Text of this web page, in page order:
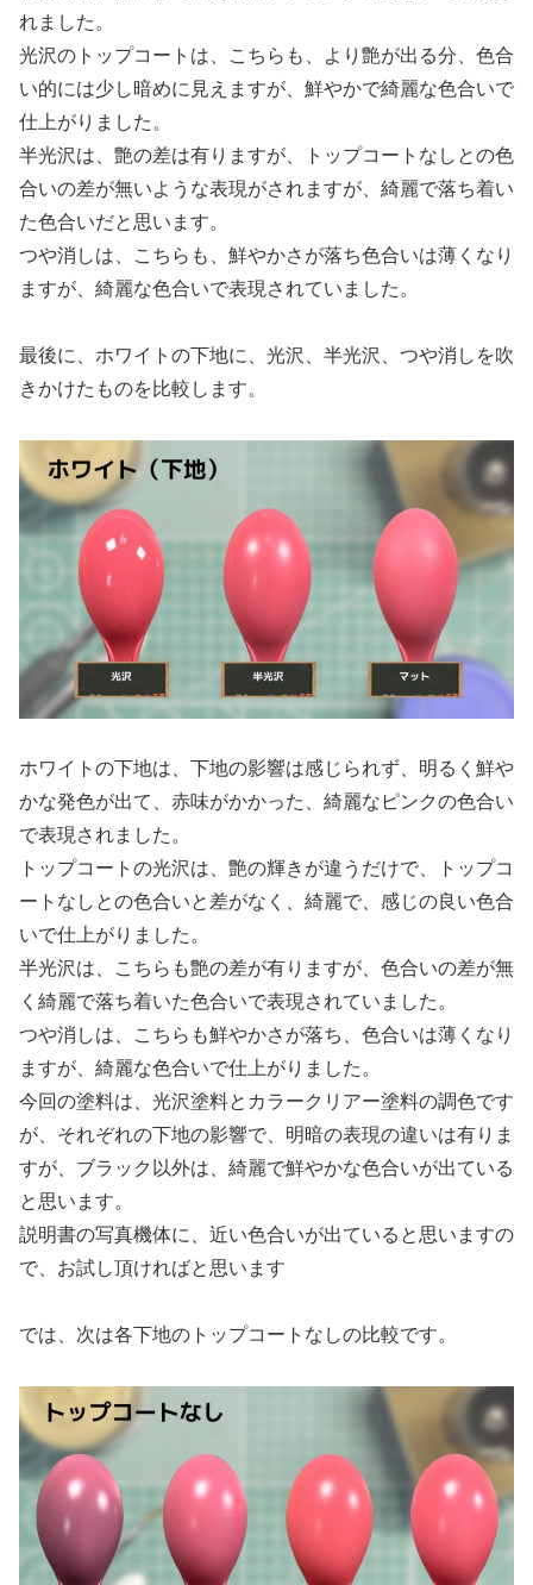
れました。
光沢のトップコートは、こちらも、より艶が出る分、色合
い的には少し暗めに見えますが、鮮やかで綺麗な色合いで
仕上がりました。
半光沢は、艶の差は有りますが、トップコートなしとの色
合いの差が無いような表現がされますが、綺麗で落ち着い
た色合いだと思います。
つや消しは、こちらも、鮮やかさが落ち色合いは薄くなり
ますが、綺麗な色合いで表現されていました。
最後に、ホワイトの下地に、光沢、半光沢、つや消しを吹
きかけたものを比較します。
ホワイトの下地は、下地の影響は感じられず、明るく鮮や
かな発色が出て、赤味がかかった、綺麗なピンクの色合い
で表現されました。
トップコートの光沢は、艶の輝きが違うだけで、トップコ
ートなしとの色合いと差がなく、綺麗で、感じの良い色合
いで仕上がりました。
半光沢は、こちらも艶の差が有りますが、色合いの差が無
く綺麗で落ち着いた色合いで表現されていました。
つや消しは、こちらも鮮やかさが落ち、色合いは薄くなり
ますが、綺麗な色合いで仕上がりました。
今回の塗料は、光沢塗料とカラークリアー塗料の調色です
が、それぞれの下地の影響で、明暗の表現の違いは有りま
すが、ブラック以外は、綺麗で鮮やかな色合いが出ている
と思います。
説明書の写真機体に、近い色合いが出ていると思いますの
で、お試し頂ければと思います
では、次は各下地のトップコートなしの比較です。